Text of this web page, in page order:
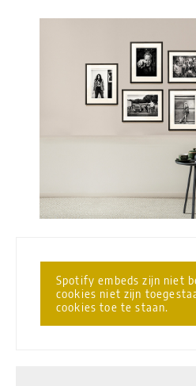
Spotify embeds zijn niet
cookies niet zijn
cookies toe te staan.